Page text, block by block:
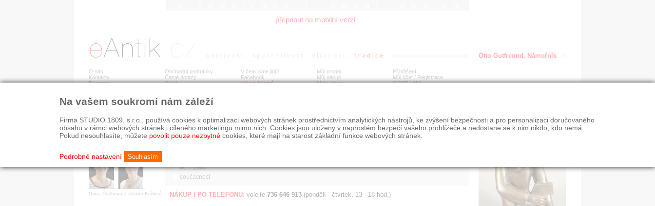
přepnout na mobilní verzi
O nás
Kontakty
Recenze
Obchodní podmínky
Časté dotazy
Ceník
V čem jsme jiní?
Facebook
Výkup šperků
Můj prodej
Můj nákup
Moje album
Přihlášení
Můj účet / Registrace
GDPR/AML
Jsme prověřená firma
Zákazníci u nás oceňují:
■ odborné zázemí
■ bezpečné prostředí
Dana Čechová a Jolana Králová
RYCHLÉ HLEDÁNÍ
HISTORICKÉ OBDOBÍ
všechno
před r. 1800
od r. 1940
současnost
STÁŘÍ NABÍDKY
všechno
jen poslední den
ŘAZENÍ
nejnovější napřed
podle cen sestupně
SLEVY
jen slevy
NÁKUP I PO TELEFONU: volejte 736 646 913 (pondělí - čtvrtek, 13 - 18 hod.)
Otto Gutfreund, Námořník
Na vašem soukromí nám záleží
Firma STUDIO 1809, s.r.o., používá cookies k optimalizaci webových stránek prostřednictvím analytických nástrojů, ke zvýšení bezpečnosti a pro personalizaci doručovaného
obsahu v rámci webových stránek i cíleného marketingu mimo nich. Cookies jsou uloženy v naprostém bezpečí vašeho prohlížeče a nedostane se k nim nikdo, kdo nemá.
Pokud nesouhlasíte, můžete povolit pouze nezbytné cookies, které mají na starost základní funkce webových stránek.
Podrobné nastavení Souhlasím